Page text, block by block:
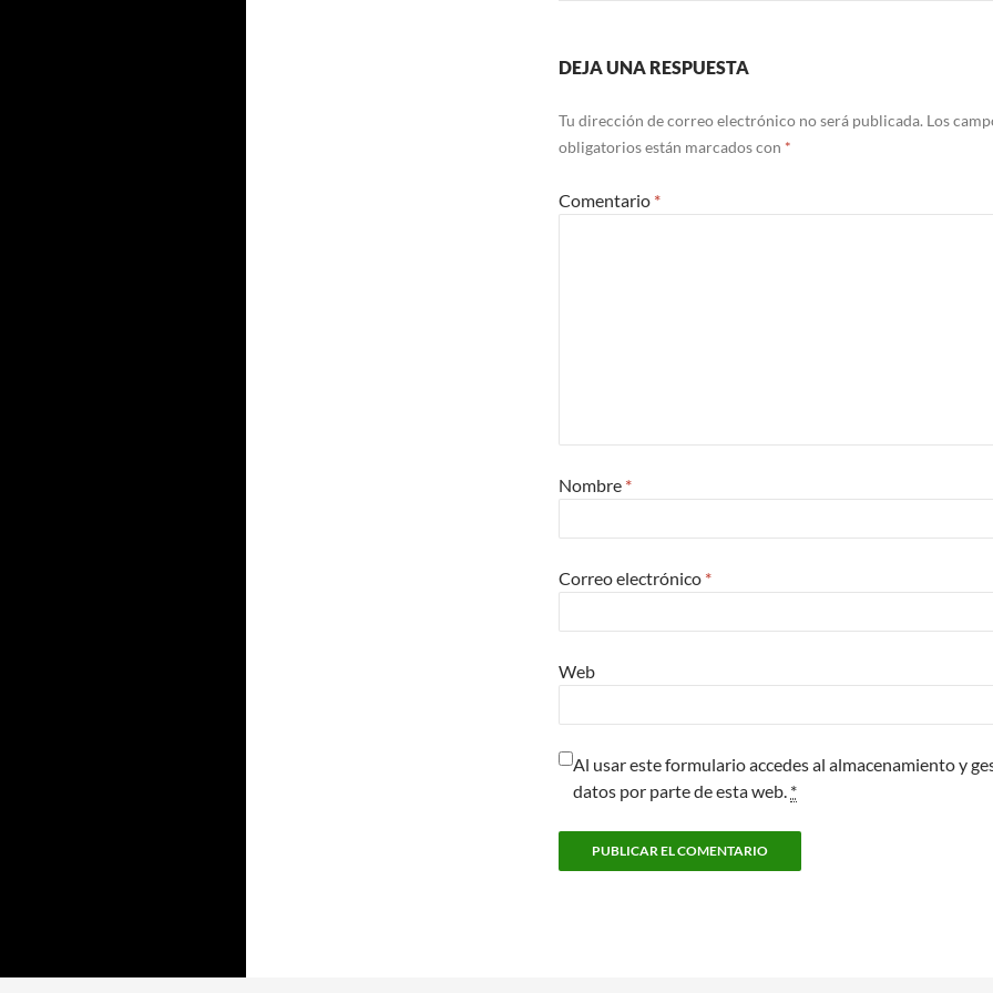
DEJA UNA RESPUESTA
Tu dirección de correo electrónico no será publicada. Los
obligatorios están marcados con *
Comentario *
Nombre *
Correo electrónico *
Web
Al usar este formulario accedes al almacenamiento y
datos por parte de esta web. *